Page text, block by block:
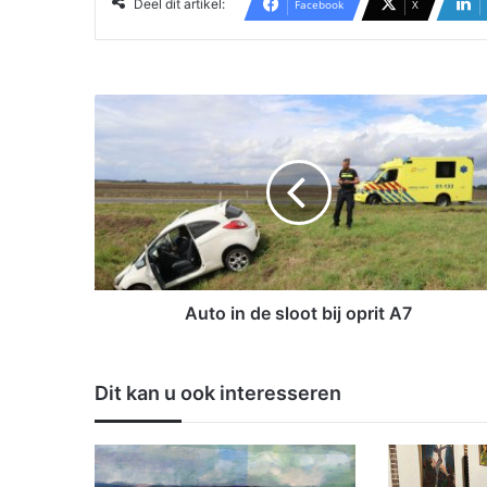
Deel dit artikel: Facebook X
A
u
i
n
d
e
s
b
i
j
o
Auto in de sloot bij oprit A7
Dit kan u ook interesseren